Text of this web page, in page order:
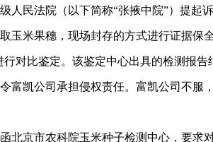
人民法院（以下简称“张掖中院”）提
玉米果穗，现场封存的方式进行证据
对比鉴定。该鉴定中心出具的检测报告
凯公司承担侵权责任。富凯公司不服
京市农科院玉米种子检测中心，要求对